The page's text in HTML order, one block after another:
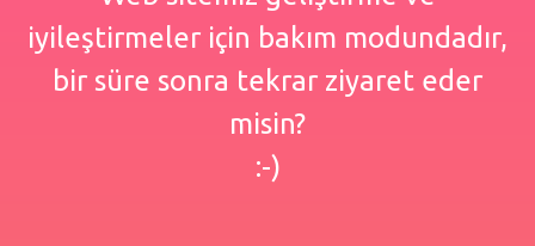
iyileştirmeler için bakım modundadır,
bir süre sonra tekrar ziyaret eder
misin?
:-)